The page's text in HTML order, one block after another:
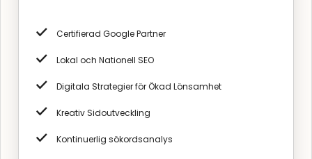
Certifierad Google Partner
Lokal och Nationell SEO
Digitala Strategier för Ökad Lönsamhet
Kreativ Sidoutveckling
Kontinuerlig sökordsanalys